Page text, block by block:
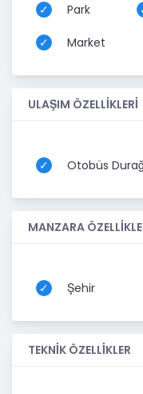
Park
Market
ULAŞIM ÖZELLİKLERİ
Otobüs
MANZARA
Şehir
TEKNİK ÖZELLİKLER